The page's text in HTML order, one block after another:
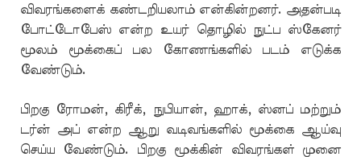
விவரங்களைக் கண்டறியலாம் என்கின்றனர். அதன்படி
போட்டோபேஸ் என்ற உயர் தொழில் நுட்ப ஸ்கேனர்
மூலம் மூக்கைப் பல கோணங்களில் படம் எடுக்க
வேண்டும்.
பிறகு ரோமன், கிரீக், நுபியான், ஹாக், ஸ்னப் மற்றும்
டர்ன் அப் என்ற ஆறு வடிவங்களில் மூக்கை ஆய்வு
செய்ய வேண்டும். பிறகு மூக்கின் விவரங்கள் முனை